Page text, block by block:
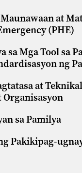
at
(PHE)
sa Mga Tool sa
ng
at
Organisasyon
sa Pamilya
Pakikipag-